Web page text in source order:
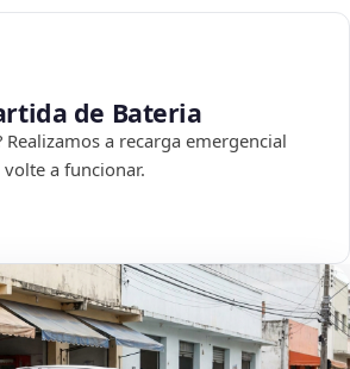
de Bateria
Realizamos a recarga emergencial
a funcionar.